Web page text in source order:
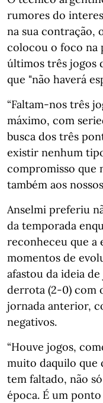
rumores do
na sua contração,
colocou o foco na
últimos três jogos
que "não haverá
“Faltam-nos três
máximo, com
busca dos três
existir nenhum
compromisso que
também aos
Anselmi preferiu
da temporada
reconheceu que a
momentos de
afastou da ideia
derrota (2-0) com
jornada anterior,
negativos.
“Houve jogos,
muito daquilo que
tem faltado, não
época. É um